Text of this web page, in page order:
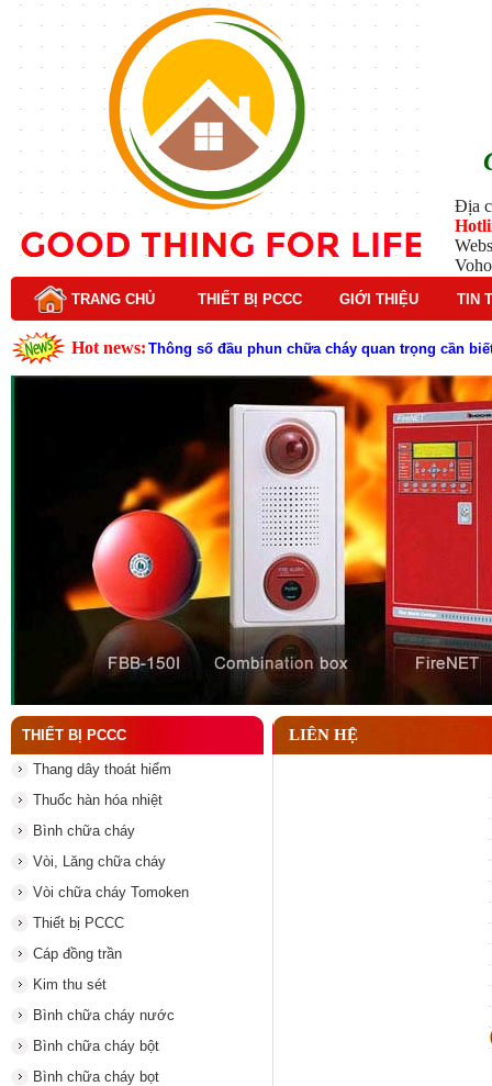
Địa
TRANG CHỦ THIẾT BỊ PCCC GIỚI THIỆU TIN
Hot news: Thông số đầu phun chữa cháy quan trọng cần
Đầu phun chữa cháy là gì ? Tìm hiểu chi tiết từ A-
Lý do nên chọn hệ thống báo cháy Hochiki cho
Cách kiểm tra và bảo trì hệ thống báo cháy
Cấu tạo và nguyên lý hoạt động của báo cháy
Tìm hiểu chi tiết về hệ thống báo cháy Horing
Các loại thang dây thoát hiểm phổ biến trên thị
Thang dây thoát hiểm có tác dụng gì trong tình
Tại sao cần kiểm tra đầu phun chữa cháy theo
THIẾT BỊ PCCC
Thang dây thoát hiểm
Thuốc hàn hóa nhiệt
Bình chữa cháy
Vòi, Lăng chữa cháy
Vòi chữa cháy Tomoken
Thiết bị PCCC
Cáp đồng trần
Kim thu sét
Bình chữa cháy nước
Bình chữa cháy bột
Bình chữa cháy bọt
LIÊN HỆ